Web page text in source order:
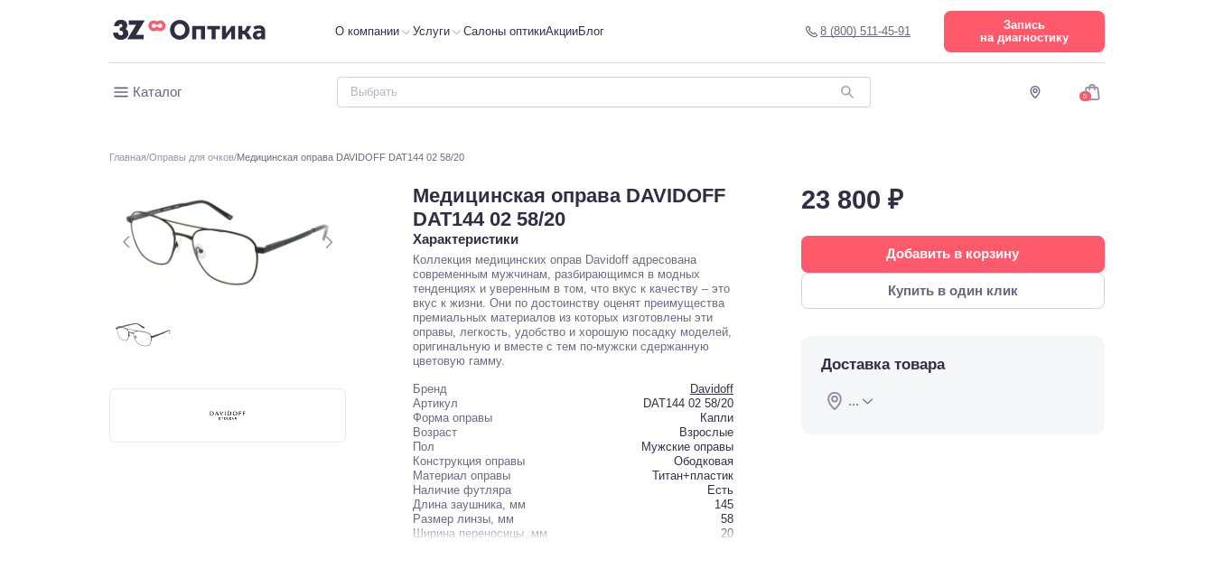
О компании Услуги Салоны оптикиАкцииБлог 8 (800) 511-45-91
Запись
на диагностику
Каталог 0
Главная Оправы для очков Медицинская оправа DAVIDOFF DAT144 02 58/20
Медицинская оправа DAVIDOFF
DAT144 02 58/20
Характеристики
Коллекция медицинских оправ Davidoff адресована
современным мужчинам, разбирающимся в модных
тенденциях и уверенным в том, что вкус к качеству – это
вкус к жизни. Они по достоинству оценят преимущества
премиальных материалов из которых изготовлены эти
оправы, легкость, удобство и хорошую посадку моделей,
оригинальную и вместе с тем по-мужски сдержанную
цветовую гамму.
Бренд
Davidoff
Артикул
DAT144 02 58/20
Форма оправы
Капли
Возраст
Взрослые
Пол
Мужские оправы
Конструкция оправы
Ободковая
Материал оправы
Титан+пластик
Наличие футляра
Есть
Длина заушника, мм
145
Размер линзы, мм
58
Ширина переносицы, мм
20
23 800 ₽
Добавить в корзину
Купить в один клик
Доставка товара
...